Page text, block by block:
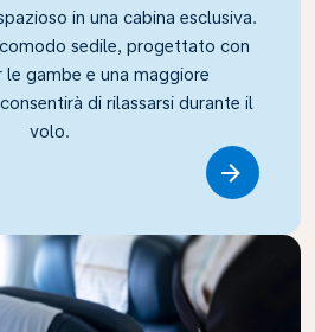
in una cabina esclusiva.
sedile, progettato con
le gambe e una maggiore
di rilassarsi durante il
volo.